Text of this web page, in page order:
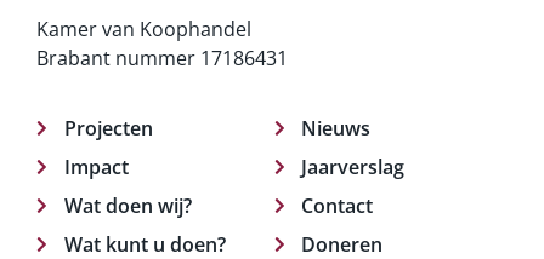
Kamer van Koophandel
Brabant nummer 17186431
Projecten
Impact
Wat doen wij?
Wat kunt u doen?
Nieuws
Jaarverslag
Contact
Doneren